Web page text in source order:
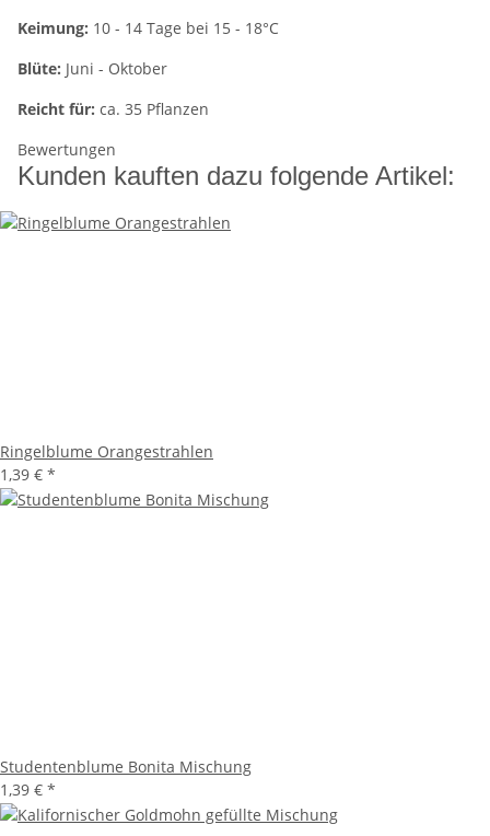
Keimung: 10 - 14 Tage bei 15 - 18°C
Blüte: Juni - Oktober
Reicht für: ca. 35 Pflanzen
Bewertungen
Kunden kauften dazu folgende Artikel:
Ringelblume Orangestrahlen
1,39 € *
Studentenblume Bonita Mischung
1,39 € *